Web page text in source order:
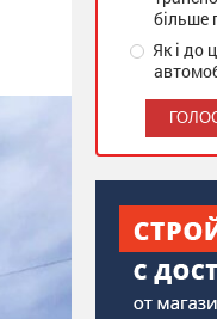
більше
Як і до